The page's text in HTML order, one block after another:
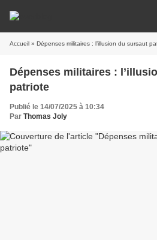
Accueil » Dépenses militaires : l’illusion du sursaut
Dépenses militaires :
patriote
Publié le 14/07/2025 à 10:34
Par Thomas Joly